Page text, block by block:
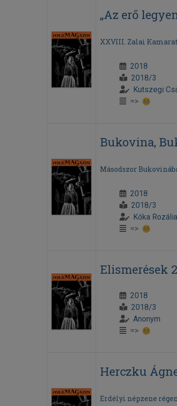
„Az erő
XXVIII. Zalai
2018
2018/3
Kutszegi
=>
Bukovina,
Másodszor
2018
2018/3
Kóka Rozália
=>
Elismerések
2018
2018/3
Anonym
=>
Herczku
Erdélyi népzene